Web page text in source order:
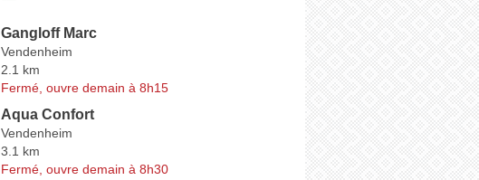
Gangloff Marc
Vendenheim
2.1 km
Fermé, ouvre demain à 8h15
Aqua Confort
Vendenheim
3.1 km
Fermé, ouvre demain à 8h30